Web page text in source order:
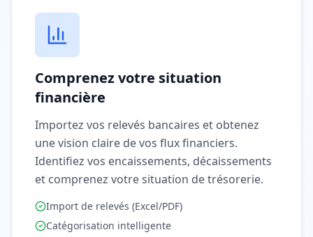
Comprenez votre situation
financière
Importez vos relevés bancaires et obtenez
une vision claire de vos flux financiers.
Identifiez vos encaissements, décaissements
et comprenez votre situation de trésorerie.
Import de relevés (Excel/PDF)
Catégorisation intelligente